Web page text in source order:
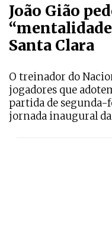
João Gião
Santa Clara
O treinador do
jogadores que
partida de segunda-
jornada inaugural